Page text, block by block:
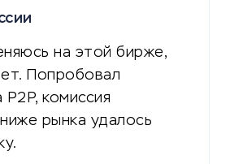
на этой бирже,
Попробовал
Р2Р, комиссия
рынка удалось